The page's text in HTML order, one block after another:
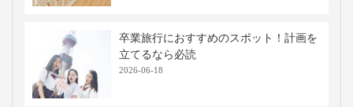
卒業旅行におすすめのスポット！計画を
立てるなら必読
2026-06-18